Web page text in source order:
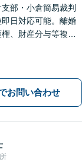
支部・小倉簡易裁判
日対応可能。離婚
、財産分与等複雑
円満な相続へ。
お問い合わせ